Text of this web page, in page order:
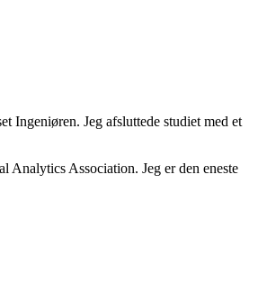
Ingeniøren. Jeg afsluttede studiet med et
Analytics Association. Jeg er den eneste